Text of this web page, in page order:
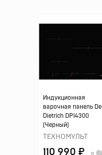
Индукционная
варочная панель De
Dietrich DPI4300
(Черный)
ТЕХНОМУЛЬТ
110 990 ₽